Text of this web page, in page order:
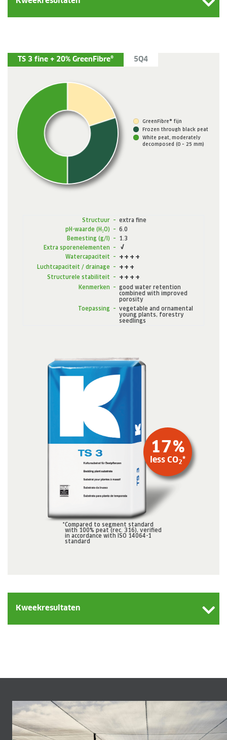
TS 3 fine + 20% GreenFibre® 5Q4
Structuur – extra fine
pH-waarde (H₂O) – 6.0
Bemesting (g/l) – 1.3
Extra sporenelementen –
Watercapaciteit –
Luchtcapaciteit / drainage –
Structurele stabiliteit –
Kenmerken – good water retention
combined with improved
porosity
Toepassing – vegetable and ornamental
young plants, forestry
seedlings
17%
less CO2*
*Compared to segment standard
with 100% peat (rec. 316), verified
in accordance with ISO 14064-1
standard
GreenFibre® fijn
Frozen through black peat
White peat, moderately
decomposed (0 – 25 mm)
Kweekresultaten